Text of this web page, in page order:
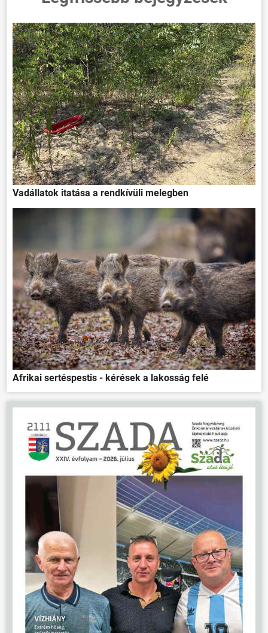
Vadállatok itatása a rendkívüli melegben
Afrikai sertéspestis - kérések a lakosság felé